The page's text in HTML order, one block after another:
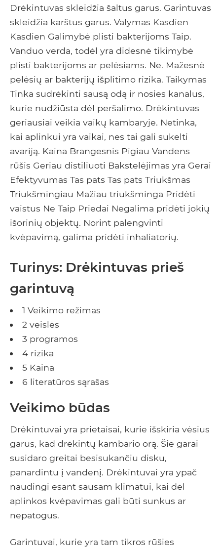
Drėkintuvas skleidžia šaltus garus. Garintuvas
skleidžia karštus garus. Valymas Kasdien
Kasdien Galimybė plisti bakterijoms Taip.
Vanduo verda, todėl yra didesnė tikimybė
plisti bakterijoms ar pelėsiams. Ne. Mažesnė
pelėsių ar bakterijų išplitimo rizika. Taikymas
Tinka sudrėkinti sausą odą ir nosies kanalus,
kurie nudžiūsta dėl peršalimo. Drėkintuvas
geriausiai veikia vaikų kambaryje. Netinka,
kai aplinkui yra vaikai, nes tai gali sukelti
avariją. Kaina Brangesnis Pigiau Vandens
rūšis Geriau distiliuoti Bakstelėjimas yra Gerai
Efektyvumas Tas pats Tas pats Triukšmas
Triukšmingiau Mažiau triukšminga Pridėti
vaistus Ne Taip Priedai Negalima pridėti jokių
išorinių objektų. Norint palengvinti
kvėpavimą, galima pridėti inhaliatorių.
Turinys: Drėkintuvas prieš
garintuvą
1 Veikimo režimas
2 veislės
3 programos
4 rizika
5 Kaina
6 literatūros sąrašas
Veikimo būdas
Drėkintuvai yra prietaisai, kurie išskiria vėsius
garus, kad drėkintų kambario orą. Šie garai
susidaro greitai besisukančiu disku,
panardintu į vandenį. Drėkintuvai yra ypač
naudingi esant sausam klimatui, kai dėl
aplinkos kvėpavimas gali būti sunkus ar
nepatogus.
Garintuvai, kurie yra tam tikros rūšies